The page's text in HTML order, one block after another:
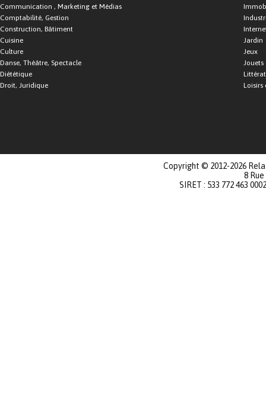
Communication , Marketing et Médias
Comptabilité, Gestion
Construction, Bâtiment
Cuisine
Culture
Danse, Théâtre, Spectacle
Diététique
Droit, Juridique
Jardin
Jeux
Jouets
Loisirs
Copyright © 2012-2026
8
SIRET : 533 772 463